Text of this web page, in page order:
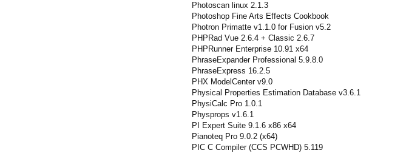
Photoscan linux 2.1.3
Photoshop Fine Arts Effects Cookbook
Photron Primatte v1.1.0 for Fusion v5.2
PHPRad Vue 2.6.4 + Classic 2.6.7
PHPRunner Enterprise 10.91 x64
PhraseExpander Professional 5.9.8.0
PhraseExpress 16.2.5
PHX ModelCenter v9.0
Physical Properties Estimation Database v3.6.1
PhysiCalc Pro 1.0.1
Physprops v1.6.1
PI Expert Suite 9.1.6 x86 x64
Pianoteq Pro 9.0.2 (x64)
PIC C Compiler (CCS PCWHD) 5.119